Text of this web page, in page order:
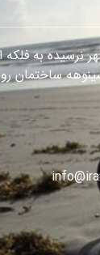
نرسیده به
ساختمان